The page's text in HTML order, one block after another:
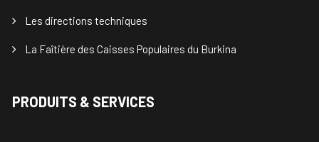
Les directions techniques
La Faîtière des Caisses Populaires du Burkina
PRODUITS & SERVICES